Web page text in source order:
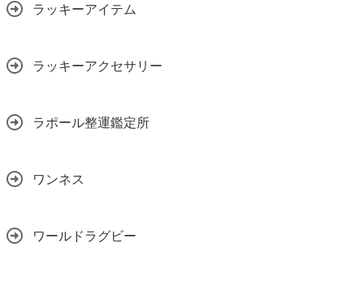
ラッキーアイテム
ラッキーアクセサリー
ラポール整運鑑定所
ワンネス
ワールドラグビー